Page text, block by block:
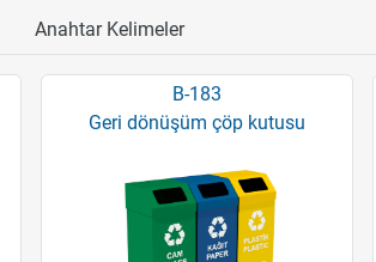
Anahtar Kelimeler
B-183
Geri dönüşüm çöp kutusu